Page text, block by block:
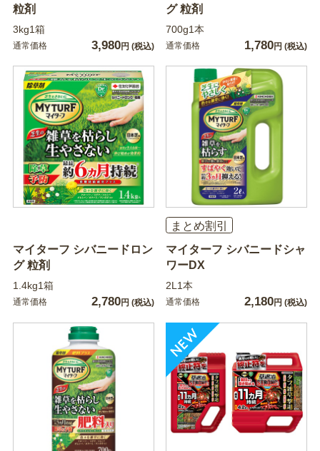
粒剤
3kg1箱
通常価格 3,980円 (税込)
グ 粒剤
700g1本
通常価格 1,780円 (税込)
マイターフ シバニードロン
グ 粒剤
1.4kg1箱
通常価格 2,780円 (税込)
まとめ割引
マイターフ シバニードシャ
ワーDX
2L1本
通常価格 2,180円 (税込)